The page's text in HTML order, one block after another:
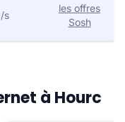
s
les offres
Sosh
à Hourc